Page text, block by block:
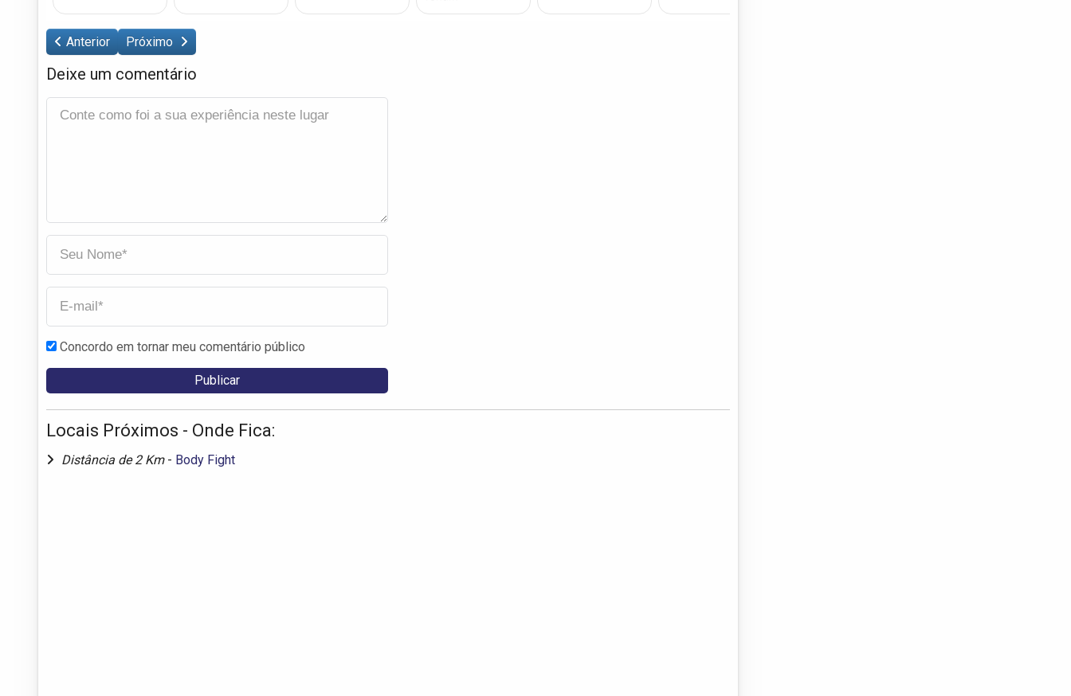
Anterior Próximo
Deixe um comentário
Concordo em tornar meu comentário público
Locais Próximos - Onde Fica:
Distância de 2 Km - Body Fight